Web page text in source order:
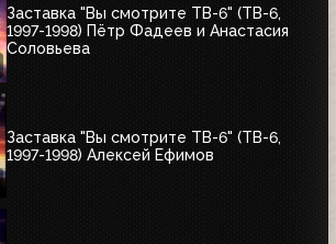
Заставка "Вы смотрите ТВ-6" (ТВ-6,
1997-1998) Пётр Фадеев и Анастасия
Соловьева
Заставка "Вы смотрите ТВ-6" (ТВ-6,
1997-1998) Алексей Ефимов